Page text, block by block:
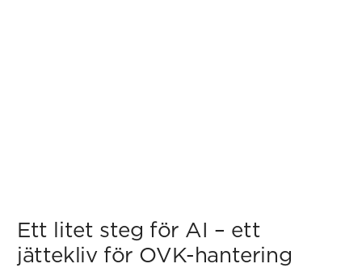
Ett litet steg för AI – ett
jättekliv för OVK-hantering